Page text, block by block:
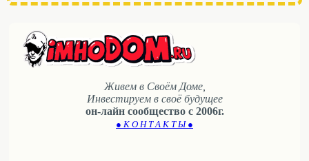
Живем в Своём Доме,
Инвестируем в своё будущее
он-лайн сообщество с 2006г.
● К О Н Т А К Т Ы ●